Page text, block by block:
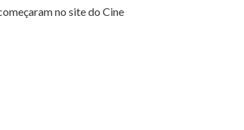
no site do Cine